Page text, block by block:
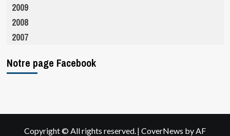
2009
2008
2007
Notre page Facebook
Copyright © All rights reserved.| CoverNews by AF